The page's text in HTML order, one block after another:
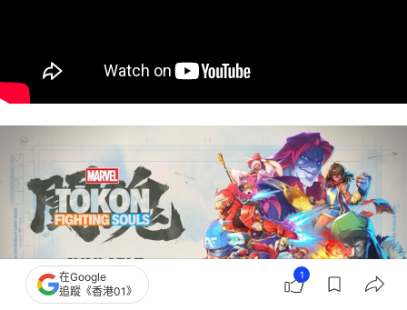
在Google
追蹤《香港01》
1